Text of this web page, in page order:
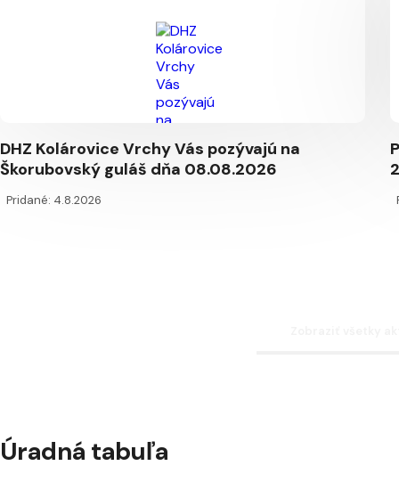
DHZ Kolárovice Vrchy Vás pozývajú na
Škorubovský guláš dňa 08.08.2026
Pridané: 4.8.2026
Úradná tabuľa